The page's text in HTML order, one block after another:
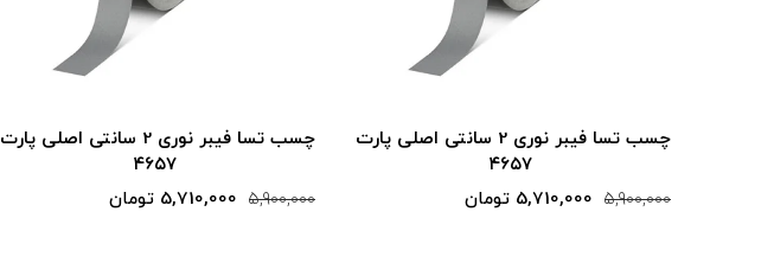
چسب تسا فیبر نوری 2 سانتی اصلی پارت
۴۶۵۷
5,900,000 5,710,000 تومان
چسب تسا فیبر نوری 2 سانتی اصلی پارت
۴۶۵۷
5,900,000 5,710,000 تومان